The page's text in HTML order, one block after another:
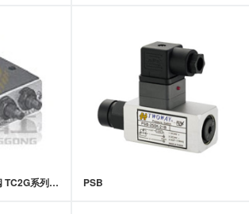
CML全懋叠加式控制阀 TC2G系列积层式附止回流控制阀 PSB